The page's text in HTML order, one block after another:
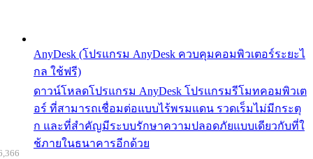
AnyDesk (โปรแกรม AnyDesk ควบคุมคอมพิวเตอร์ระยะไ
กล ใช้ฟรี)
ดาวน์โหลดโปรแกรม AnyDesk โปรแกรมรีโมทคอมพิวเต
อร์ ที่สามารถเชื่อมต่อแบบไร้พรมแดน รวดเร็มไม่มีกระตุ
ก และที่สำคัญมีระบบรักษาความปลอดภัยแบบเดียวกับที่ใ
ช้ภายในธนาคารอีกด้วย